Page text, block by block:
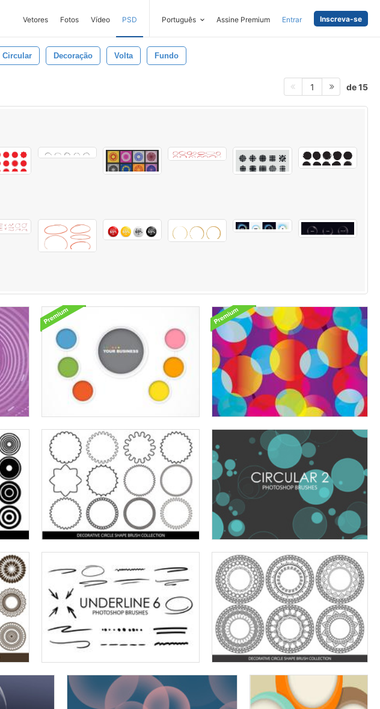
Vetores Fotos Vídeo PSD Português Assine Premium Entrar Inscreva-se
Circular Decoração Volta Fundo
1 de 15